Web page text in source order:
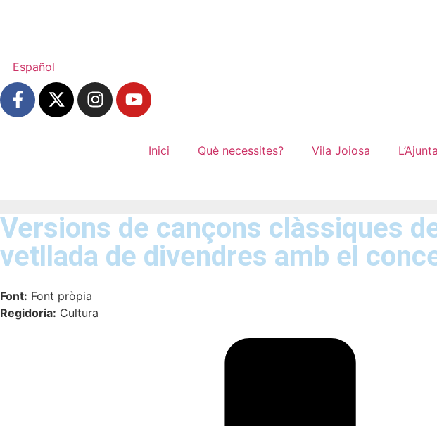
Español
Inici Què necessites? Vila Joiosa
Versions de cançons clàssiques
vetllada de divendres amb el
Font: Font pròpia
Regidoria: Cultura